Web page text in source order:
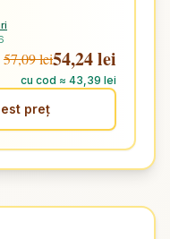
57,09 lei54,24 lei
cu cod ≈ 43,39 lei
preț